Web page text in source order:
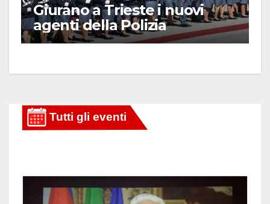
Giurano a Trieste i nuovi
agenti della Polizia